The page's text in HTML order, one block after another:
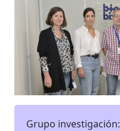
Grupo investigación: